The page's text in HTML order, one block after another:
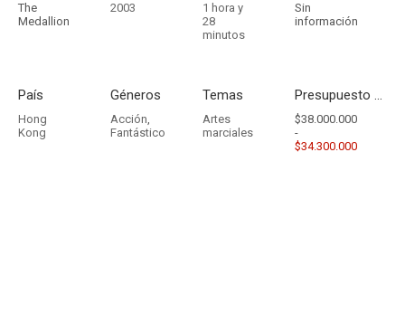
The
Medallion
2003
1 hora y
28
minutos
Sin
información
País
Hong
Kong
Géneros
Acción,
Fantástico
Temas
Artes
marciales
Presupuesto - Ingresos
$38.000.000
-
$34.300.000